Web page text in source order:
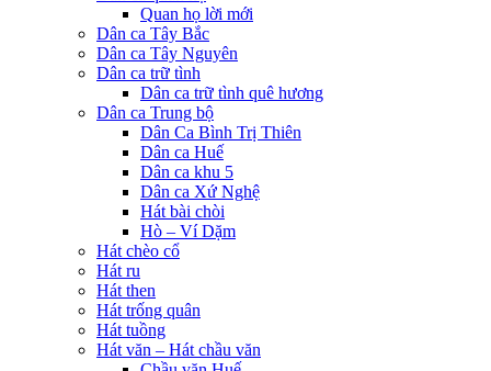
Quan họ lời mới
Dân ca Tây Bắc
Dân ca Tây Nguyên
Dân ca trữ tình
Dân ca trữ tình quê hương
Dân ca Trung bộ
Dân Ca Bình Trị Thiên
Dân ca Huế
Dân ca khu 5
Dân ca Xứ Nghệ
Hát bài chòi
Hò – Ví Dặm
Hát chèo cổ
Hát ru
Hát then
Hát trống quân
Hát tuồng
Hát văn – Hát chầu văn